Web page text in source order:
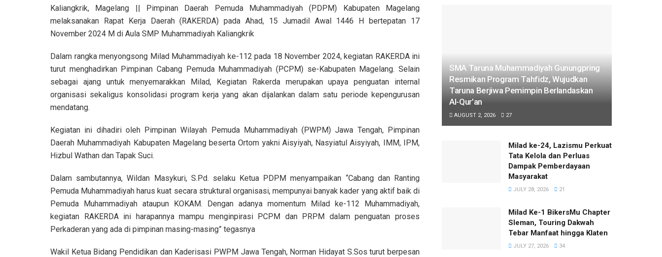
Kaliangkrik, Magelang || Pimpinan Daerah Pemuda Muhammadiyah (PDPM) Kabupaten Magelang
melaksanakan Rapat Kerja Daerah (RAKERDA) pada Ahad, 15 Jumadil Awal 1446 H bertepatan 17
November 2024 M di Aula SMP Muhammadiyah Kaliangkrik
Dalam rangka menyongsong Milad Muhammadiyah ke-112 pada 18 November 2024, kegiatan RAKERDA ini
turut menghadirkan Pimpinan Cabang Pemuda Muhammadiyah (PCPM) se-Kabupaten Magelang. Selain
sebagai ajang untuk menyemarakkan Milad, Kegiatan Rakerda merupakan upaya penguatan internal
organisasi sekaligus konsolidasi program kerja yang akan dijalankan dalam satu periode kepengurusan
mendatang.
Kegiatan ini dihadiri oleh Pimpinan Wilayah Pemuda Muhammadiyah (PWPM) Jawa Tengah, Pimpinan
Daerah Muhammadiyah Kabupaten Magelang beserta Ortom yakni Aisyiyah, Nasyiatul Aisyiyah, IMM, IPM,
Hizbul Wathan dan Tapak Suci.
Dalam sambutannya, Wildan Masykuri, S.Pd. selaku Ketua PDPM menyampaikan “Cabang dan Ranting
Pemuda Muhammadiyah harus kuat secara struktural organisasi, mempunyai banyak kader yang aktif baik di
Pemuda Muhammadiyah ataupun KOKAM. Dengan adanya momentum Milad ke-112 Muhammadiyah,
kegiatan RAKERDA ini harapannya mampu menginpirasi PCPM dan PRPM dalam penguatan proses
Perkaderan yang ada di pimpinan masing-masing” tegasnya
Wakil Ketua Bidang Pendidikan dan Kaderisasi PWPM Jawa Tengah, Norman Hidayat S.Sos turut berpesan
SMA Taruna Muhammadiyah Gunungpring
Resmikan Program Tahfidz, Wujudkan
Taruna Berjiwa Pemimpin Berlandaskan
Al-Qur’an
AUGUST 2, 2026 27
Milad ke-24, Lazismu Perkuat
Tata Kelola dan Perluas
Dampak Pemberdayaan
Masyarakat
JULY 28, 2026 21
Milad Ke-1 BikersMu Chapter
Sleman, Touring Dakwah
Tebar Manfaat hingga Klaten
JULY 27, 2026 34